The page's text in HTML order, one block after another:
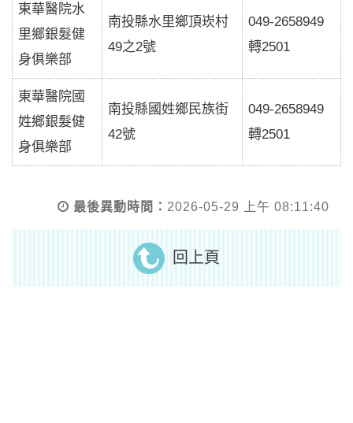
東華醫院水
里鄉銀髮健
身俱樂部
南投縣水里鄉頂崁村
49之2號
049-2658949
轉2501
東華醫院國
姓鄉銀髮健
身俱樂部
南投縣國姓鄉民族街
42號
049-2658949
轉2501
最後異動時間： 2026-05-29 上午 08:11:40
回上頁